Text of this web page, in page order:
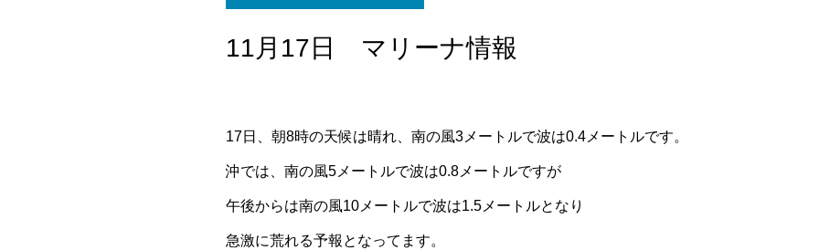
11月17日 マリーナ情報
17日、朝8時の天候は晴れ、南の風3メートルで波は0.4メートルです。
沖では、南の風5メートルで波は0.8メートルですが
午後からは南の風10メートルで波は1.5メートルとなり
急激に荒れる予報となってます。